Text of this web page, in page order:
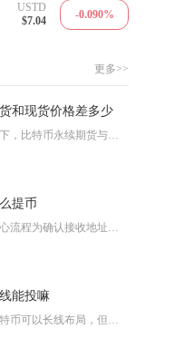
USTD
$7.04
-0.090%
更多>>
和现货价格差多少
正常行情环境下，比特币永续期货与现货价差普遍维持在±0.5%以内，带有固定到期日的交割期货
提币
以太坊提币核心流程为确认接收地址、匹配对应区块链网络、填写提币数额、完成身份验证并提交交易
能投嘛
结论先行：比特币可以长线布局，但只适合风险承受能力极强、能够接受资产大幅回撤、只用闲钱小额